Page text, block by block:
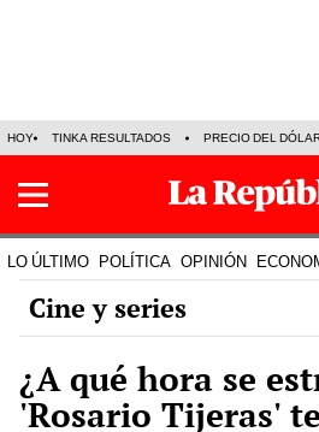
HOY TINKA RESULTADOS PRECIO DEL
LO ÚLTIMO POLÍTICA OPINIÓN
Cine y series
¿A qué hora se
'Rosario Tijeras'